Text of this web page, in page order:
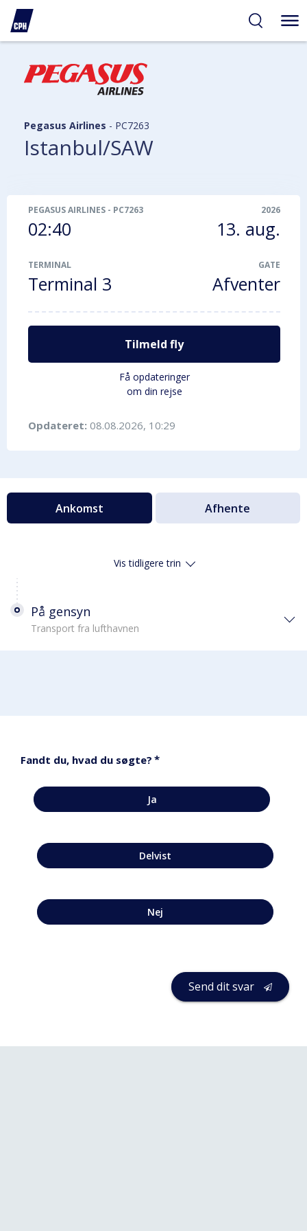
Pegasus Airlines - PC7263
Istanbul/SAW
PEGASUS AIRLINES - PC7263
02:40
2026
13. aug.
TERMINAL
Terminal 3
GATE
Afventer
Tilmeld fly
Få opdateringer
om din rejse
Opdateret: 08.08.2026, 10:29
Ankomst Afhente
Vis tidligere trin
På gensyn
Transport fra lufthavnen
Fandt du, hvad du søgte? *
Ja
Delvist
Nej
Send dit svar